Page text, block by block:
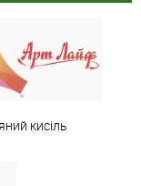
кисіль